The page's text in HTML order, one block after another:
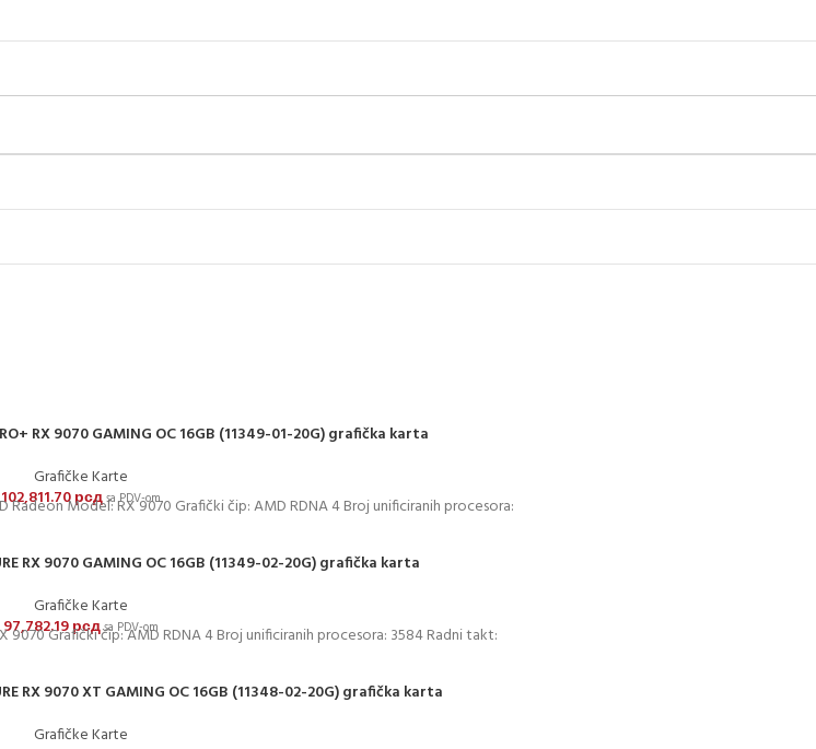
RX 9070 GAMING OC 16GB (11349-01-20G) grafička karta
Grafičke Karte
102,811.70рсдsa PDV-om
Model: RX 9070 Grafički čip: AMD RDNA 4 Broj unificiranih procesora:
RX 9070 GAMING OC 16GB (11349-02-20G) grafička karta
Grafičke Karte
97,782.19рсдsa PDV-om
Grafički čip: AMD RDNA 4 Broj unificiranih procesora: 3584 Radni takt:
RX 9070 XT GAMING OC 16GB (11348-02-20G) grafička karta
Grafičke Karte